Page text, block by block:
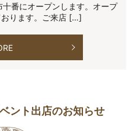
番にオープンします。オープ
ります。ご来店 […]
ト出店のお知らせ